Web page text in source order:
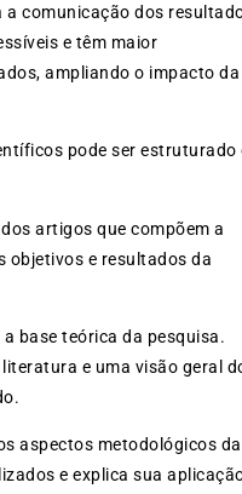
comunicação dos
e têm maior
ampliando o impacto da
pode ser estruturado
artigos que compõem a
objetivos e resultados da
base teórica da pesquisa.
e uma visão geral
aspectos metodológicos da
e explica sua